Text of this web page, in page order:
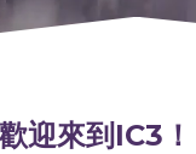
歡迎來到IC3！